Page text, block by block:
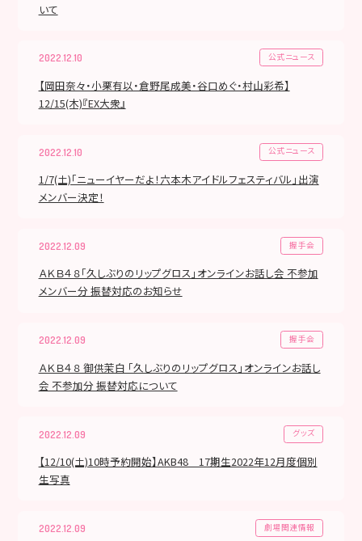
いて
2022.12.10 公式ニュース
【岡田奈々・小栗有以・倉野尾成美・谷口めぐ・村山彩希】
12/15(木)『EX大衆』
2022.12.10 公式ニュース
1/7(土)「ニューイヤーだよ！六本木アイドルフェスティバル」出演
メンバー決定！
2022.12.09 握手会
ＡＫＢ４８「久しぶりのリップグロス」オンラインお話し会 不参加
メンバー分 振替対応のお知らせ
2022.12.09 握手会
ＡＫＢ４８ 御供茉白 「久しぶりのリップグロス」オンラインお話し
会 不参加分 振替対応について
2022.12.09 グッズ
【12/10(土)10時予約開始】AKB48 17期生2022年12月度個別
生写真
2022.12.09 劇場関連情報